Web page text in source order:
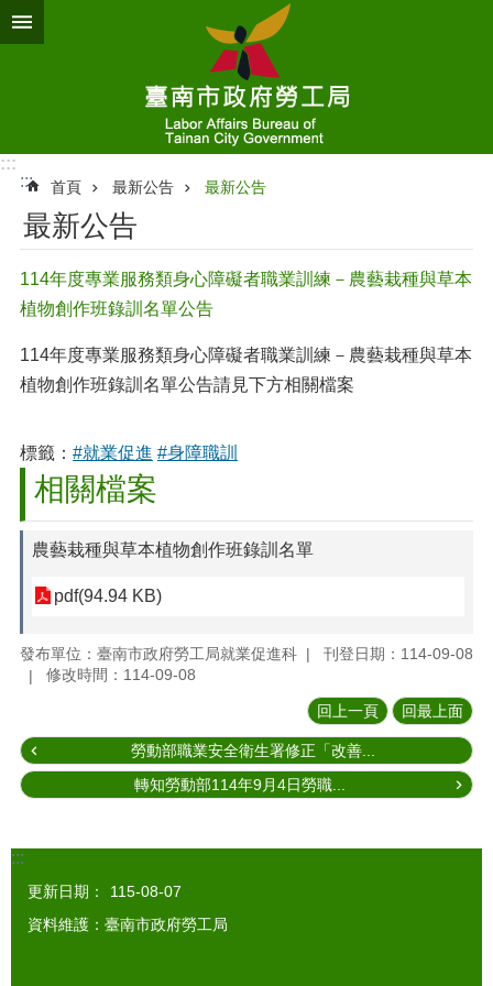
跳到主要內容區塊
:::
:::
首頁 最新公告 最新公告
最新公告
114年度專業服務類身心障礙者職業訓練－農藝栽種與草本
植物創作班錄訓名單公告
114年度專業服務類身心障礙者職業訓練－農藝栽種與草本
植物創作班錄訓名單公告請見下方相關檔案
標籤： #就業促進 #身障職訓
相關檔案
農藝栽種與草本植物創作班錄訓名單
pdf(94.94 KB)
發布單位：臺南市政府勞工局就業促進科
刊登日期：114-09-08
修改時間：114-09-08
回上一頁 回最上面
勞動部職業安全衛生署修正「改善...
轉知勞動部114年9月4日勞職...
:::
更新日期：
115-08-07
資料維護：臺南市政府勞工局